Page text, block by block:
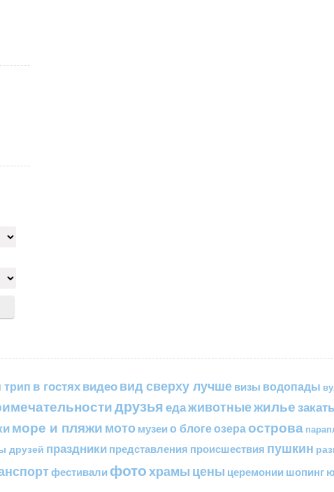
трип в гостяхвидеовид сверху лучше визы водопады
друзьяедаживотныежилье
море и пляжимото музеи о блогеозераострова
друзей праздникипредставления происшествия пушкин
фестивали фотохрамы цены церемонии шопинг